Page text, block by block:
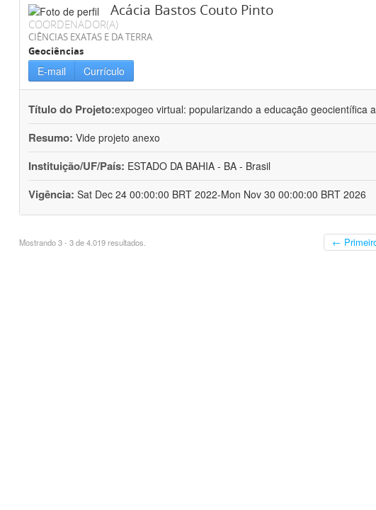
Acácia Bastos Couto Pinto
COORDENADOR(A)
CIÊNCIAS EXATAS E DA TERRA
Geociências
E-mail Currículo
Título do Projeto:expogeo virtual: popularizando a educação geocientífica
Resumo: Vide projeto anexo
Instituição/UF/País: ESTADO DA BAHIA - BA - Brasil
Vigência: Sat Dec 24 00:00:00 BRT 2022-Mon Nov 30 00:00:00 BRT 2026
Mostrando 3 - 3 de 4.019 resultados. ←